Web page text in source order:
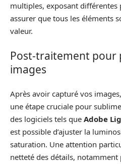
multiples, exposant différentes
assurer que tous les éléments
valeur.
Post-traitement pour
images
Après avoir capturé vos
une étape cruciale pour
des logiciels tels que Adobe
est possible d’ajuster la
saturation. Une attention
netteté des détails,